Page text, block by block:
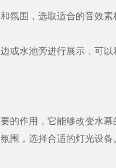
围，选取适合的音效素
水池旁进行展示，可以
作用，它能够改变水幕
，选择合适的灯光设备